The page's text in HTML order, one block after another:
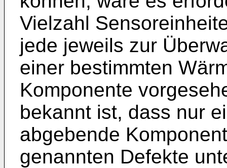
Vielzahl
jede jeweils zur
einer bestimmten
Komponente
bekannt ist, dass nur
abgebende
genannten Defekte